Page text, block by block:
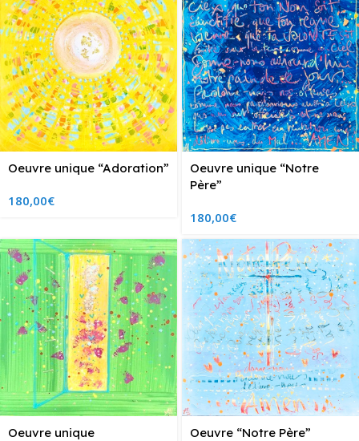
Oeuvre unique “Adoration”
180,00€
Oeuvre unique “Notre
Père”
180,00€
Oeuvre unique
Oeuvre “Notre Père”